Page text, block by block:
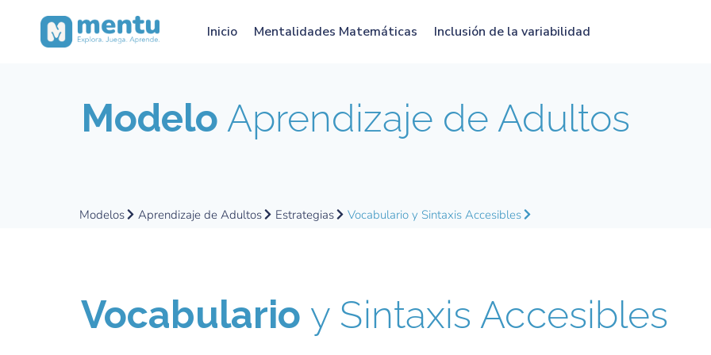
Inicio Mentalidades Matemáticas Inclusión de la variabilidad
Modelo Aprendizaje de Adultos
Modelos Aprendizaje de Adultos Estrategias Vocabulario y Sintaxis Accesibles
Vocabulario y Sintaxis Accesibles